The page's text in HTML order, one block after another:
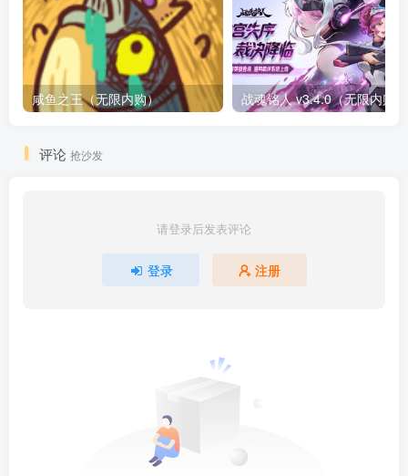
咸鱼之王（无限内购）
评论 抢沙发
请登录后发表评论
登录 注册